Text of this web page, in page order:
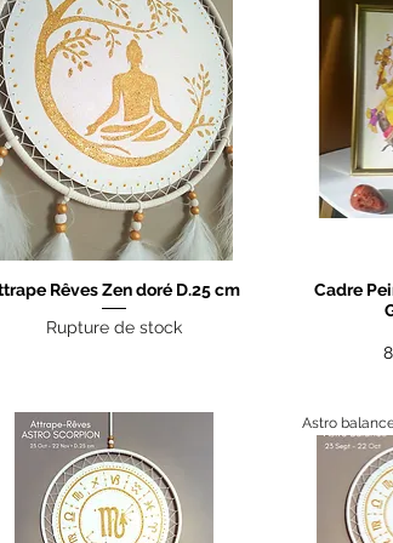
Aperçu rapide
Rêves Zen doré D.25 cm
Rupture de stock
Cadre
Astro